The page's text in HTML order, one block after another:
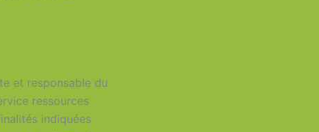
et responsable du
ressources
indiquées